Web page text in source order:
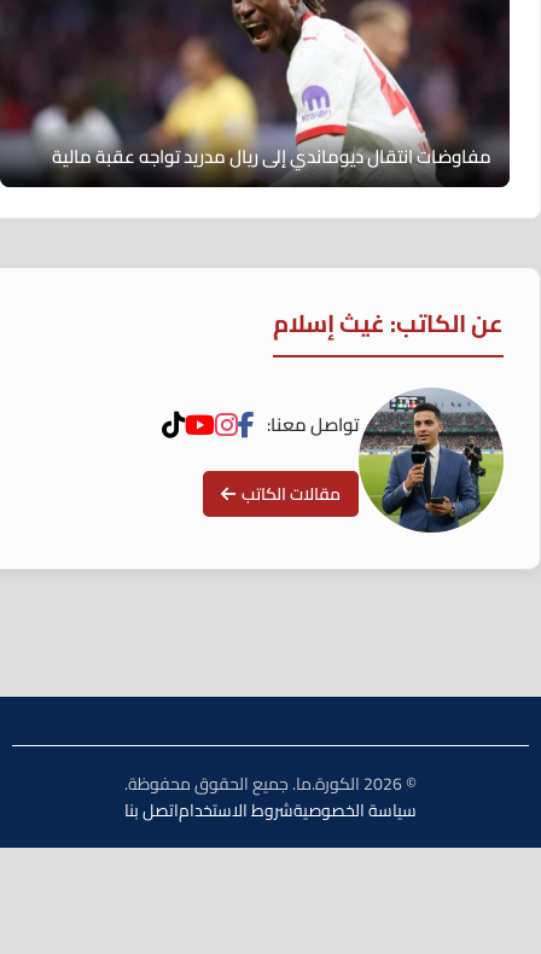
مفاوضات انتقال ديوماندي إلى ريال مدريد تواجه عقبة مالية
عن الكاتب: غيث إسلام
تواصل معنا:
مقالات الكاتب
سياسة الخصوصيةشروط الاستخداماتصل بنا